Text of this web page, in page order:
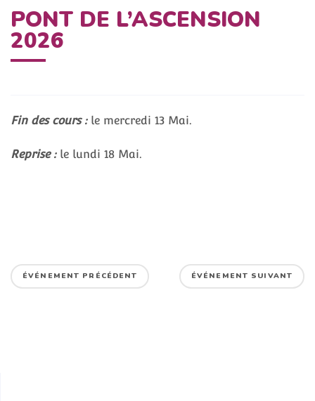
PONT DE L’ASCENSION
2026
Fin des cours : le mercredi 13 Mai.
Reprise :le lundi 18 Mai.
ÉVÉNEMENT PRÉCÉDENT ÉVÉNEMENT SUIVANT